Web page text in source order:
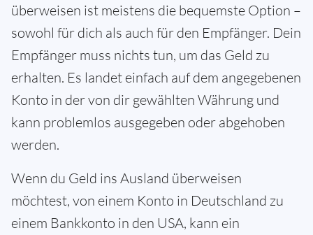
überweisen ist meistens die bequemste Option –
sowohl für dich als auch für den Empfänger. Dein
Empfänger muss nichts tun, um das Geld zu
erhalten. Es landet einfach auf dem angegebenen
Konto in der von dir gewählten Währung und
kann problemlos ausgegeben oder abgehoben
werden.
Wenn du Geld ins Ausland überweisen
möchtest, von einem Konto in Deutschland zu
einem Bankkonto in den USA, kann ein